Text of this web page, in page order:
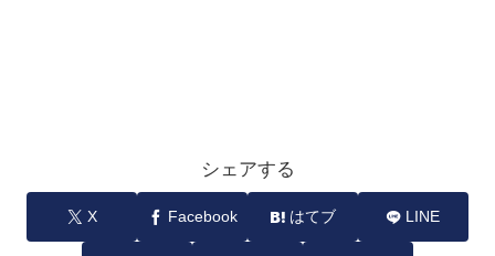
シェアする
X Facebook はてブ LINE